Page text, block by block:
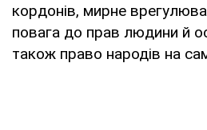
кордонів, мирне
повага до прав людини й
також право народів на